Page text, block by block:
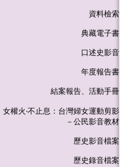
資料檢索
典藏電子書
口述史影音
年度報告書
結案報告、活動手冊
女權火‧不止息：台灣婦女運動剪影
－公民影音教材
歷史影音檔案
歷史錄音檔案